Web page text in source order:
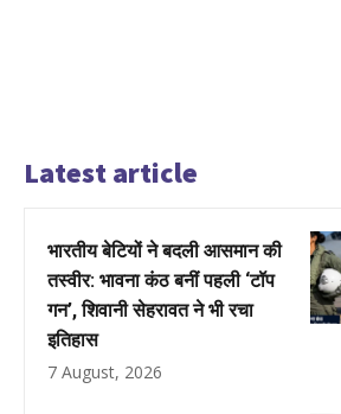
Latest article
भारतीय बेटियों ने बदली आसमान की
तस्वीर: भावना कंठ बनीं पहली ‘टॉप
गन’, शिवानी सेहरावत ने भी रचा
इतिहास
7 August, 2026